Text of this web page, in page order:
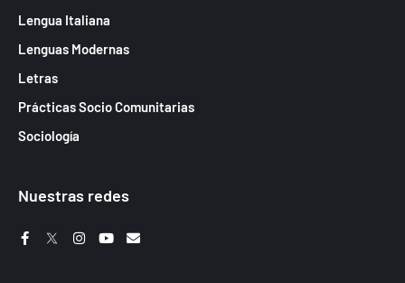
Lengua Italiana
Lenguas Modernas
Letras
Prácticas Socio Comunitarias
Sociología
Nuestras redes